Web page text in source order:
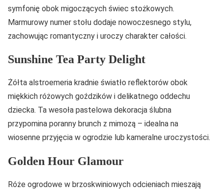
symfonię obok migoczących świec stożkowych.
Marmurowy numer stołu dodaje nowoczesnego stylu,
zachowując romantyczny i uroczy charakter całości.
Sunshine Tea Party Delight
Żółta alstroemeria kradnie światło reflektorów obok
miękkich różowych goździków i delikatnego oddechu
dziecka. Ta wesoła pastelowa dekoracja ślubna
przypomina poranny brunch z mimozą – idealna na
wiosenne przyjęcia w ogrodzie lub kameralne uroczystości.
Golden Hour Glamour
Róże ogrodowe w brzoskwiniowych odcieniach mieszają